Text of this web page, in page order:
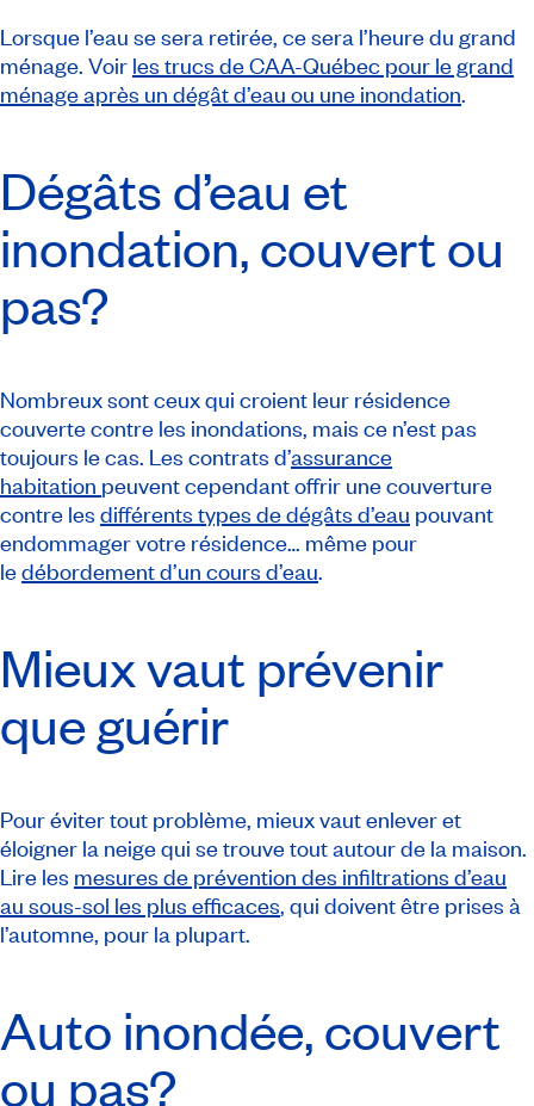
Lorsque l’eau se sera retirée, ce sera l’heure du grand
ménage. Voir les trucs de CAA-Québec pour le grand
ménage après un dégât d’eau ou une inondation.
Dégâts d’eau et
inondation, couvert ou
pas?
Nombreux sont ceux qui croient leur résidence
couverte contre les inondations, mais ce n’est pas
toujours le cas. Les contrats d’assurance
habitation peuvent cependant offrir une couverture
contre les différents types de dégâts d’eau pouvant
endommager votre résidence… même pour
ledébordement d’un cours d’eau.
Mieux vaut prévenir
que guérir
Pour éviter tout problème, mieux vaut enlever et
éloigner la neige qui se trouve tout autour de la maison.
Lire les mesures de prévention des infiltrations d’eau
au sous-sol les plus efficaces, qui doivent être prises à
l’automne, pour la plupart.
Auto inondée, couvert
ou pas?